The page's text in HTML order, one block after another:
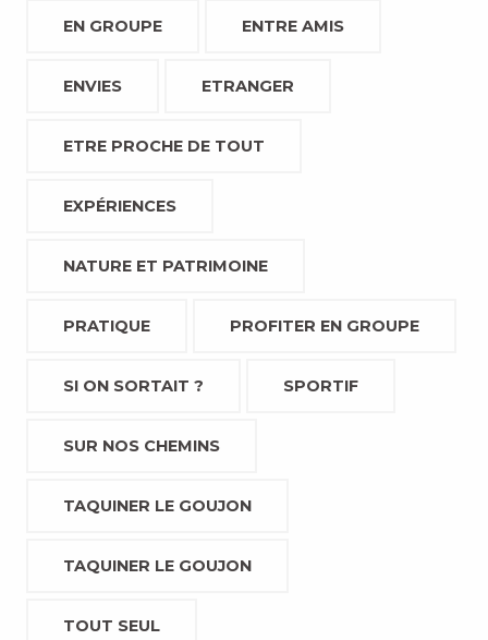
EN GROUPE ENTRE AMIS
ENVIES ETRANGER
ETRE PROCHE DE TOUT
EXPÉRIENCES
NATURE ET PATRIMOINE
PRATIQUE PROFITER EN GROUPE
SI ON SORTAIT ? SPORTIF
SUR NOS CHEMINS
TAQUINER LE GOUJON
TAQUINER LE GOUJON
TOUT SEUL